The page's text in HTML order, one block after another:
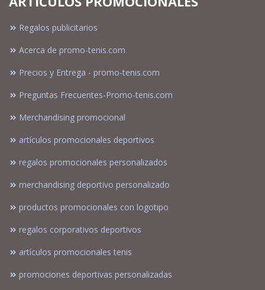
Regalos publicitarios
Acerca de promo-tenis.com
Precios y Entrega - promo-tenis.com
Preguntas Frecuentes-Promo-tenis.com
Merchandising promocional
artículos promocionales deportivos
regalos promocionales personalizados
merchandising deportivo personalizado
productos promocionales con logotipo
regalos corporativos deportivos
artículos promocionales tenis
promociones deportivas personalizadas